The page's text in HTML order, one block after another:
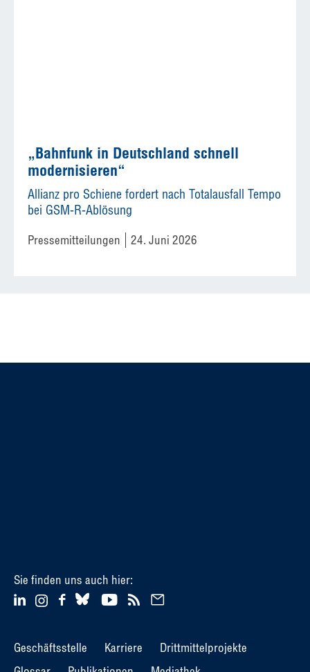
„Bahnfunk in Deutschland schnell
modernisieren“
Allianz pro Schiene fordert nach Totalausfall Tempo
bei GSM-R-Ablösung
Pressemitteilungen 24. Juni 2026
Sie finden uns auch hier:
Geschäftsstelle Karriere
Drittmittelprojekte